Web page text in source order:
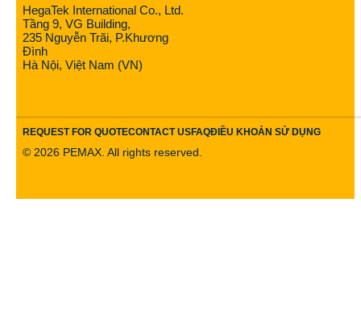
HegaTek International Co., Ltd.
Tầng 9, VG Building,
235 Nguyễn Trãi, P.Khương
Đình
Hà Nội, Việt Nam (VN)
REQUEST FOR QUOTECONTACT USFAQĐIỀU KHOẢN SỬ DỤNG
© 2026 PEMAX. All rights reserved.